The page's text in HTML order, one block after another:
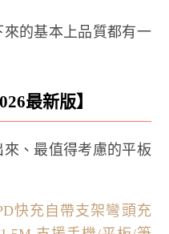
的基本上品質都有一
最新版】
、最值得考慮的平板
快充自帶支架彎頭充